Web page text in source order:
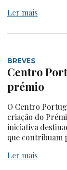
Ler mais
BREVES
Centro
prémio
O Centro
criação do
iniciativa
que contribuam
Ler mais